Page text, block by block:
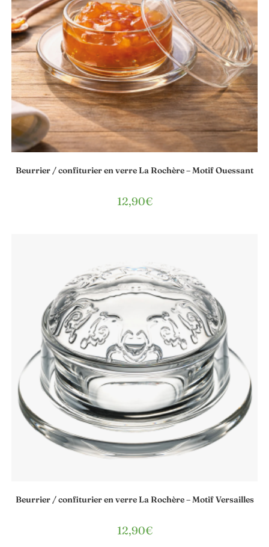
Beurrier / confiturier en verre La Rochère – Motif Ouessant
12,90€
Beurrier / confiturier en verre La Rochère – Motif Versailles
12,90€